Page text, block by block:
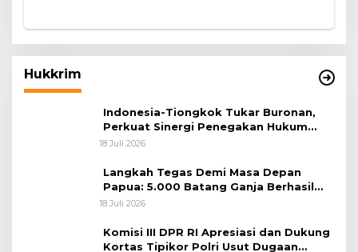
Hukkrim
Indonesia-Tiongkok Tukar Buronan,
Perkuat Sinergi Penegakan Hukum
Lintas Negara
18 Juli 2026
Langkah Tegas Demi Masa Depan
Papua: 5.000 Batang Ganja Berhasil
Diungkap Koops TNI Habema
18 Juli 2026
Komisi III DPR RI Apresiasi dan Dukung
Kortas Tipikor Polri Usut Dugaan